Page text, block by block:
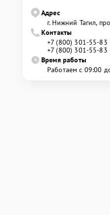
Адрес
г. Нижний Тагил,
Контакты
+7 (800) 301-55-83
+7 (800) 301-55-83
Время работы
Работаем с 09:00